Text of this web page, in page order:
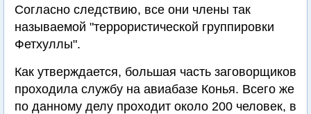
Согласно следствию, все они члены так
называемой "террористической группировки
Фетхуллы".
Как утверждается, большая часть заговорщиков
проходила службу на авиабазе Конья. Всего же
по данному делу проходит около 200 человек, в